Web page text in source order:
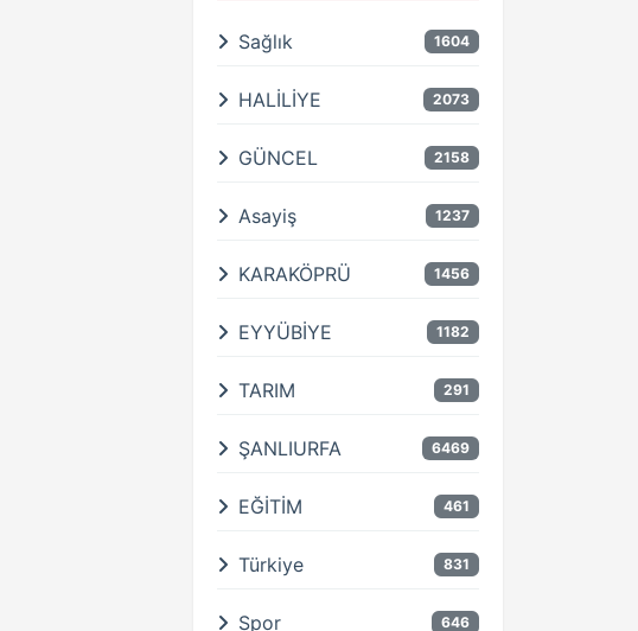
Sağlık 1604
HALİLİYE 2073
GÜNCEL 2158
Asayiş 1237
KARAKÖPRÜ 1456
EYYÜBİYE 1182
TARIM 291
ŞANLIURFA 6469
EĞİTİM 461
Türkiye 831
Spor 646